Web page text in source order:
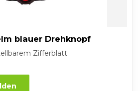
blauer Drehknopf
Zifferblatt